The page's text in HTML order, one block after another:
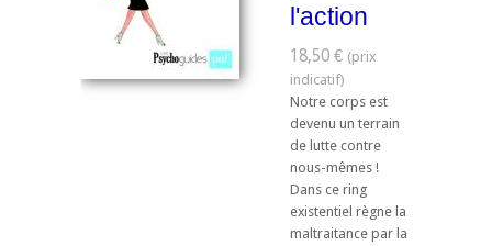
l'action
18,50 €
Notre corps est
devenu un terrain
de lutte contre
nous-mêmes !
Dans ce ring
existentiel règne la
maltraitance par la